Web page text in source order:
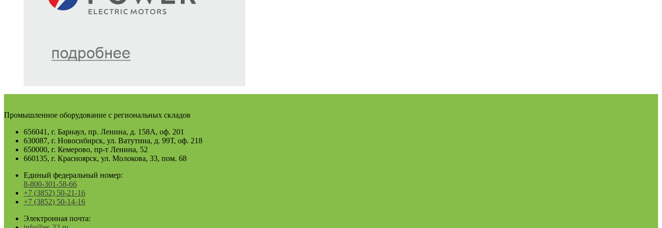
Промышленное оборудование с региональных складов
656041, г. Барнаул, пр. Ленина, д. 158А, оф. 201
630087, г. Новосибирск, ул. Ватутина, д. 99Т, оф. 218
650000, г. Кемерово, пр-т Ленина, 52
660135, г. Красноярск, ул. Молокова, 33, пом. 68
Единый федеральный номер:
8-800-301-58-66
+7 (3852) 50-21-16
+7 (3852) 50-14-16
Электронная почта: